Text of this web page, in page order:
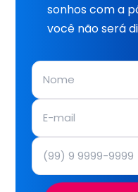
sonhos com a
você não será